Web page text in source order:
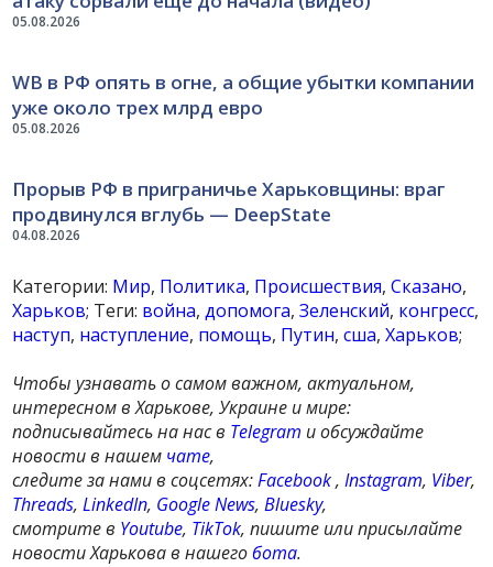
05.08.2026
05.08.2026
WB в РФ опять в огне, а общие убытки компании
уже около трех млрд евро
04.08.2026
Прорыв РФ в приграничье Харьковщины: враг
продвинулся вглубь — DeepState
Категории: Мир, Политика, Происшествия,Сказано,
Харьков; Теги: война,допомога,Зеленский, конгресс,
наступ, наступление, помощь, Путин,сша,Харьков;
Чтобы узнавать о самом важном, актуальном,
интересном в Харькове, Украине и мире:
подписывайтесь на нас в Telegram и обсуждайте
новости в нашем чате,
следите за нами в соцсетях:Facebook,Instagram, Viber,
Threads,LinkedIn, Google News,Bluesky,
смотрите в Youtube, TikTok, пишите или присылайте
новости Харькова в нашегобота.